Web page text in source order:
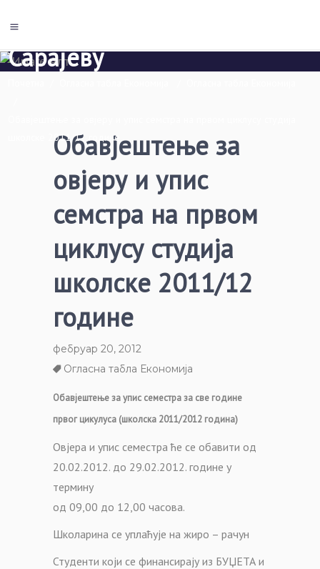
Универзитета у Источном
Сарајеву
школске 2011/12 године
Обавјештење за
овјеру и упис
семстра на првом
циклусу студија
школске 2011/12
године
фебруар 20, 2012
Огласна табла Економија
Обавјештење за упис семестра за све године
првог цикулуса (школска 2011/2012 година)
Овјера и упис семестра ће се обавити од
20.02.2012. до 29.02.2012. године у
термину
од 09,00 до 12,00 часова.
Школарина се уплаћује на жиро – рачун
Студенти који се финансирају из БУЏЕТА и